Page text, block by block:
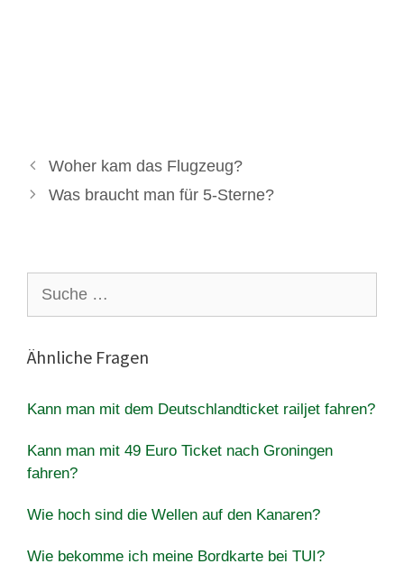
Woher kam das Flugzeug?
Was braucht man für 5-Sterne?
nach:
Ähnliche Fragen
Kann man mit dem Deutschlandticket railjet fahren?
Kann man mit 49 Euro Ticket nach Groningen
fahren?
Wie hoch sind die Wellen auf den Kanaren?
Wie bekomme ich meine Bordkarte bei TUI?